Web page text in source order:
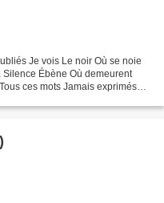
Je vois Le noir Où se noie
Ébène Où demeurent
ces mots Jamais exprimés